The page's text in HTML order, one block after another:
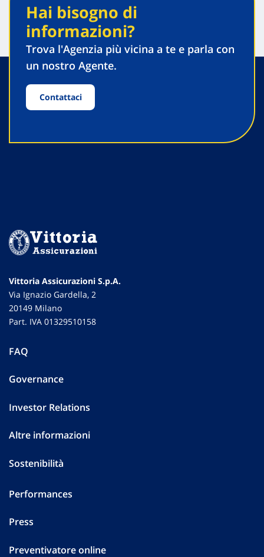
Hai bisogno di
informazioni?
Trova l'Agenzia più vicina a te e parla con
un nostro Agente.
Contattaci
Vittoria Assicurazioni S.p.A.
Via Ignazio Gardella, 2
20149 Milano
Part. IVA 01329510158
FAQ
Governance
Investor Relations
Altre informazioni
Sostenibilità
Performances
Press
Preventivatore online